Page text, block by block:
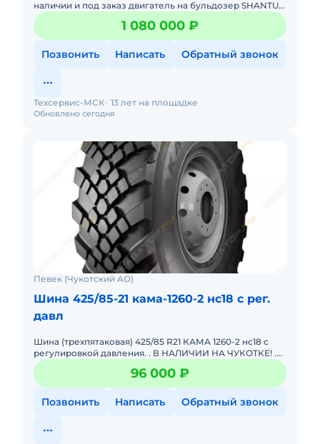
наличии и под заказ двигатель на бульдозер SHANTUI
SD16 / ZOOMLION ZD160 / BEEZONE D16 / KOMATSU D65. .
Модель - SHA
1 080 000 ₽
Позвонить Написать Обратный звонок
Обновлено сегодня
Техсервис-МСК 13 лет на площадке
Певек (Чукотский АО)
Шина 425/85-21 кама-1260-2 нс18 с рег.
давл
Шина (трехпятаковая) 425/85 R21 КАМА 1260-2 нс18 с
регулировкой давления. . В НАЛИЧИИ НА ЧУКОТКЕ! .
НкШЗ от известного бренда КАМА – это надежный
выбор для
96 000 ₽
Позвонить Написать Обратный звонок